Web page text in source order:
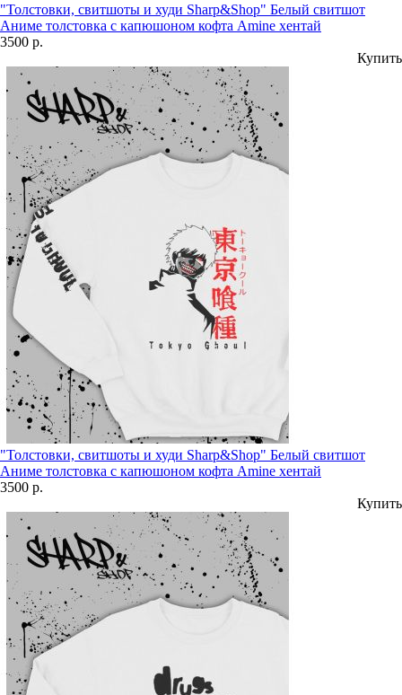
"Толстовки, свитшоты и худи Sharp&Shop" Белый свитшот
Аниме толстовка с капюшоном кофта Amine хентай
3500 р.
Купить
"Толстовки, свитшоты и худи Sharp&Shop" Белый свитшот
Аниме толстовка с капюшоном кофта Amine хентай
3500 р.
Купить